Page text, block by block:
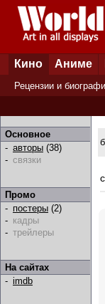
Кино Аниме
Рецензии и
Основное
- авторы (38)
- связки
Промо
- постеры (2)
- кадры
- трейлеры
На сайтах
- imdb